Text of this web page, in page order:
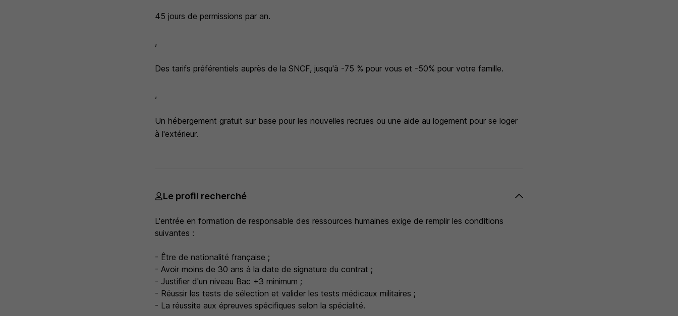
45 jours de permissions par an.
,
Des tarifs préférentiels auprès de la SNCF, jusqu'à -75 % pour vous et -50% pour votre famille.
,
Un hébergement gratuit sur base pour les nouvelles recrues ou une aide au logement pour se loger
à l'extérieur.
Le profil recherché
L'entrée en formation de responsable des ressources humaines exige de remplir les conditions
suivantes :
- Être de nationalité française ;
- Avoir moins de 30 ans à la date de signature du contrat ;
- Justifier d'un niveau Bac +3 minimum ;
- Réussir les tests de sélection et valider les tests médicaux militaires ;
- La réussite aux épreuves spécifiques selon la spécialité.